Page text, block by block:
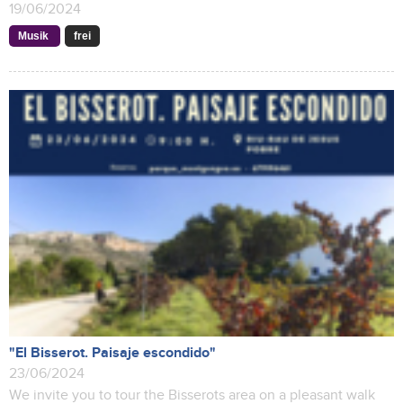
19/06/2024
Musik frei
"El Bisserot. Paisaje escondido"
23/06/2024
We invite you to tour the Bisserots area on a pleasant walk